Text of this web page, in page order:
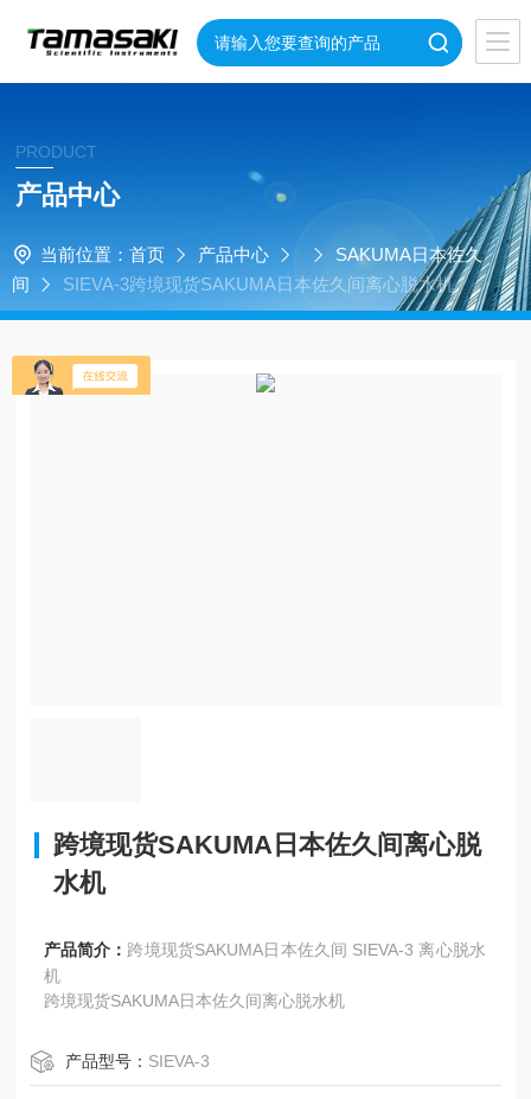
PRODUCT
产品中心
当前位置： 首页 产品中心
SAKUMA日本佐久
间
SIEVA-3跨境现货SAKUMA日本佐久间离心脱水机
跨境现货SAKUMA日本佐久间离心脱
水机
产品简介： 跨境现货SAKUMA日本佐久间 SIEVA-3 离心脱水
机
跨境现货SAKUMA日本佐久间离心脱水机
产品型号： SIEVA-3